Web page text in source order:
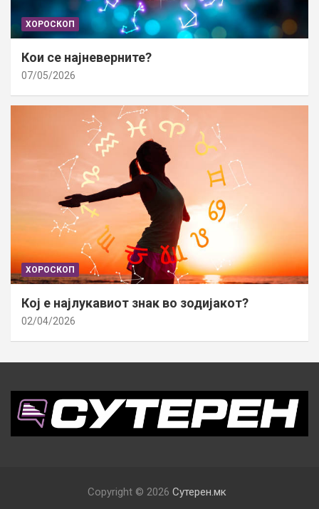
ХОРОСКОП
Кои се најневерните?
07/05/2026
ХОРОСКОП
Кој е најлукавиот знак во зодијакот?
02/04/2026
Copyright © 2026 Сутерен.мк